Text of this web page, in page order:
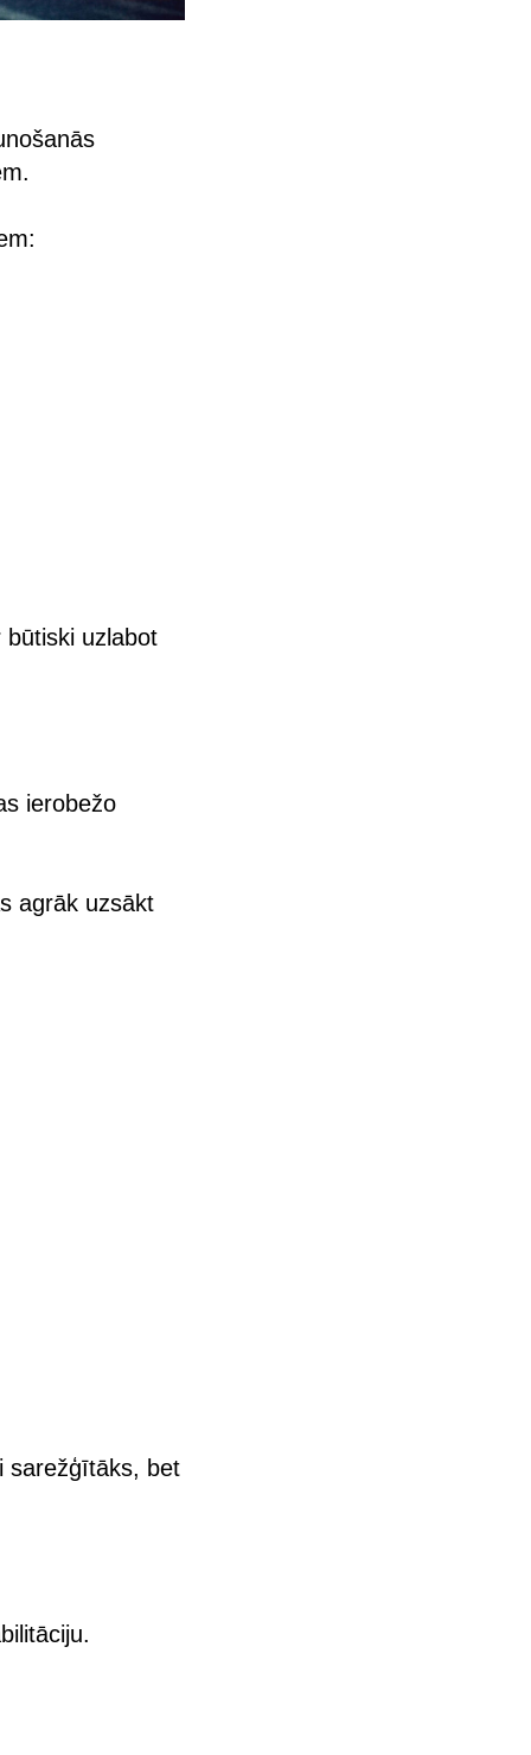
būtiski uzlabot
ierobežo
agrāk uzsākt
sarežģītāks, bet